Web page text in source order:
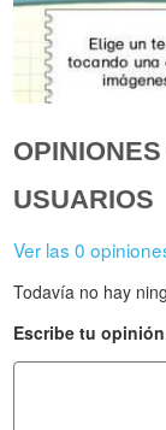
USUARIOS
Ver las 0
Todavía no hay
Escribe tu